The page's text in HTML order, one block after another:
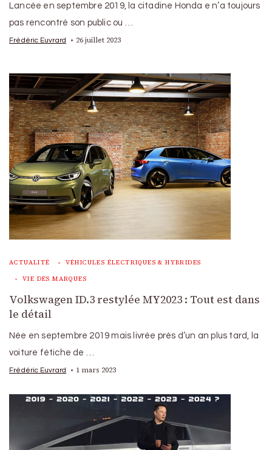
Lancée en septembre 2019, la citadine Honda e n’a toujours
pas rencontré son public ou …
Frédéric Euvrard 26 juillet 2023
ACTUALITÉ VÉHICULES ÉLECTRIQUES & HYBRIDES
VIE DES MARQUES
Volkswagen ID.3 restylée MY2023 : Tout est dans
le détail
Née en septembre 2019 mais livrée près d’un an plus tard, la
voiture fétiche de …
Frédéric Euvrard 1 mars 2023